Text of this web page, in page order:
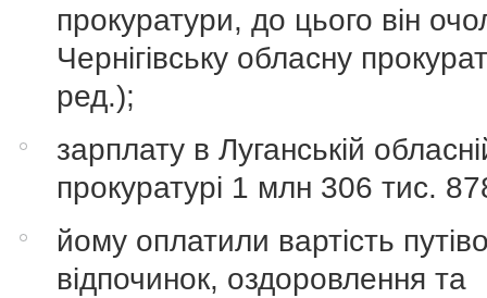
прокуратури, до цього він
Чернігівську обласну
ред.);
зарплату в Луганській
прокуратурі 1 млн 306 тис.
йому оплатили вартість
відпочинок, оздоровлення та